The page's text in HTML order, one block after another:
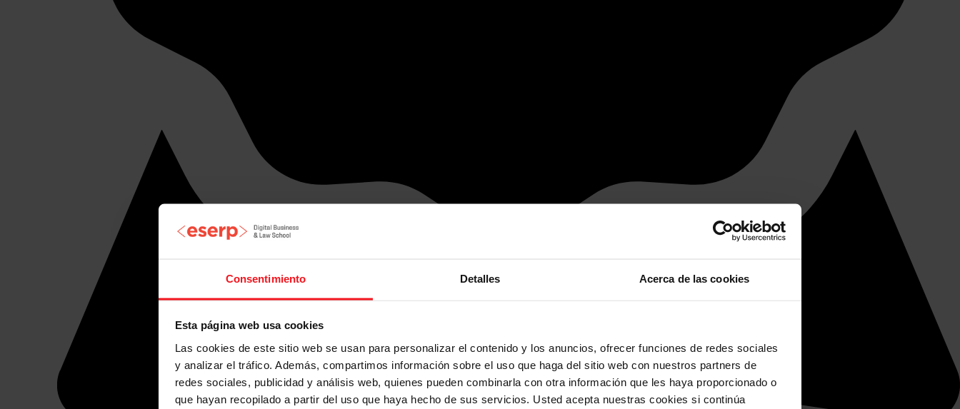
Consentimiento Detalles Acerca de las cookies
Esta página web usa cookies
Las cookies de este sitio web se usan para personalizar el contenido y los anuncios, ofrecer funciones de redes sociales
y analizar el tráfico. Además, compartimos información sobre el uso que haga del sitio web con nuestros partners de
redes sociales, publicidad y análisis web, quienes pueden combinarla con otra información que les haya proporcionado o
que hayan recopilado a partir del uso que haya hecho de sus servicios. Usted acepta nuestras cookies si continúa